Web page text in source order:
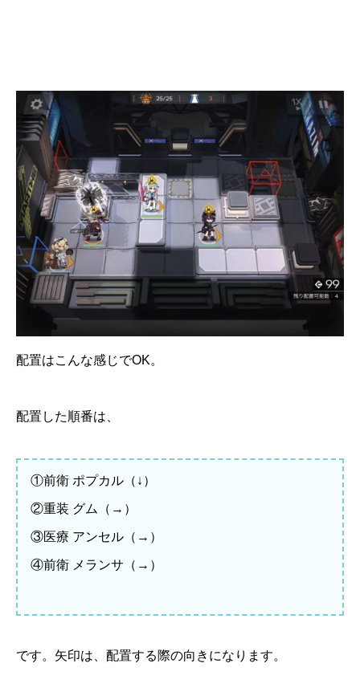
配置はこんな感じでOK。
配置した順番は、
①前衛 ポプカル（↓）
②重装 グム（→）
③医療 アンセル（→）
④前衛 メランサ（→）
です。矢印は、配置する際の向きになります。